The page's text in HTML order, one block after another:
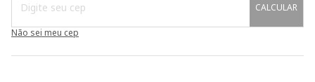
CALCULAR
Não sei meu cep